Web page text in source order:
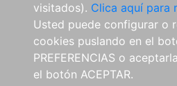
visitados). Clica aquí para
Usted puede configurar o
cookies puslando en el
PREFERENCIAS o
el botón ACEPTAR.